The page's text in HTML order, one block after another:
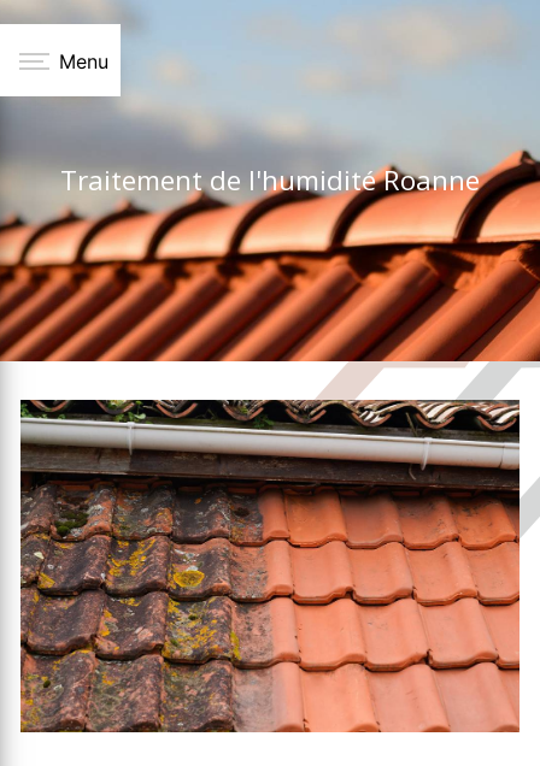
Panneau de gestion des cookies
Menu
Traitement de l'humidité Roanne